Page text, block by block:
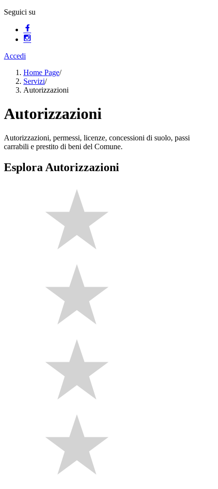
Seguici su
Accedi
Home Page/
Servizi/
Autorizzazioni
Autorizzazioni
Autorizzazioni, permessi, licenze, concessioni di suolo, passi
carrabili e prestito di beni del Comune.
Esplora Autorizzazioni